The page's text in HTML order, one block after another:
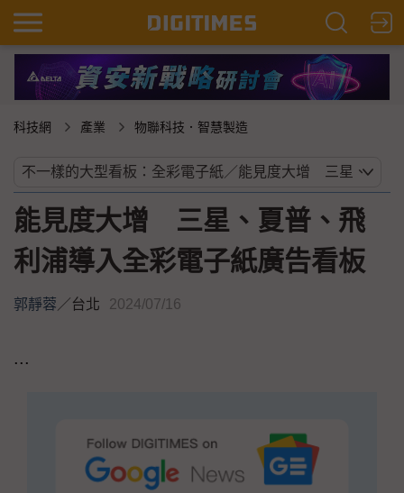
科技網 產業 物聯科技．智慧製造
能見度大增 三星、夏普、飛
利浦導入全彩電子紙廣告看板
郭靜蓉／台北 2024/07/16
...